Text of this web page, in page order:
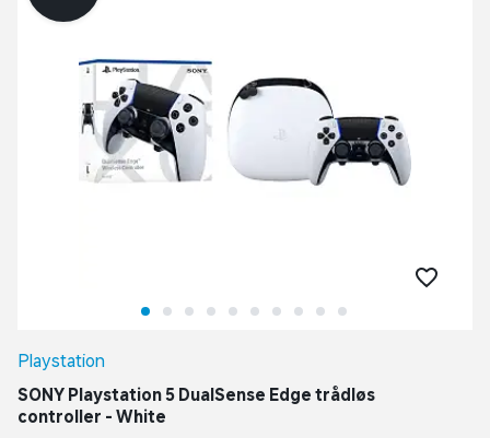
Playstation
SONY Playstation 5 DualSense Edge trådløs
controller - White